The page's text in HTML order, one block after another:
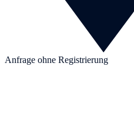
Anfrage ohne Registrierung